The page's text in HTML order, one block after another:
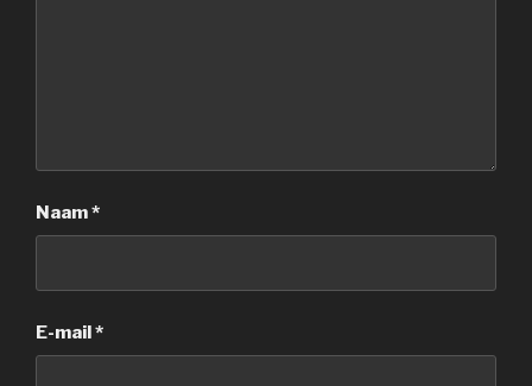
Naam*
E-mail*